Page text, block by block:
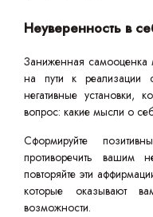
Неуверенность в
Заниженная самооценка
на пути к реализации
негативные установки,
вопрос: какие мысли о
Сформируйте
противоречить вашим
повторяйте эти
которые оказывают
возможности.